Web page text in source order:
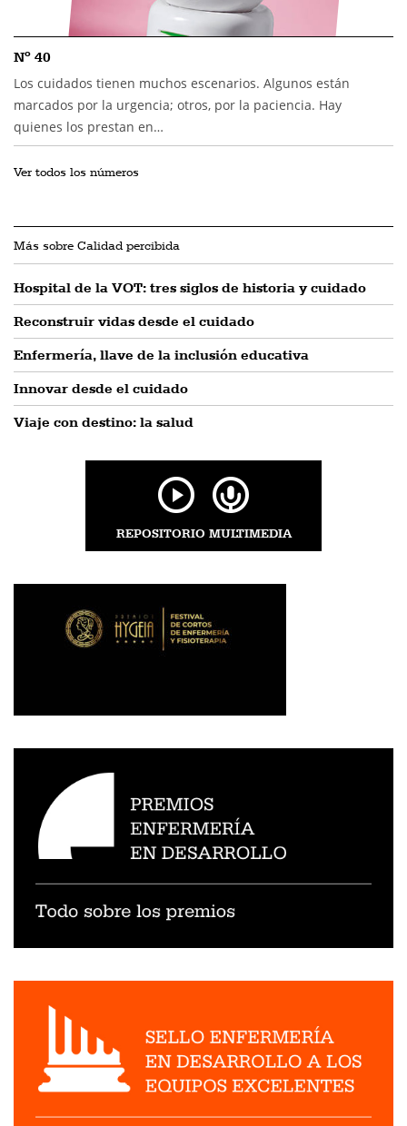
Nº 40
Los cuidados tienen muchos escenarios. Algunos están
marcados por la urgencia; otros, por la paciencia. Hay
quienes los prestan en…
Ver todos los números
Más sobre Calidad percibida
Hospital de la VOT: tres siglos de historia y cuidado
Reconstruir vidas desde el cuidado
Enfermería, llave de la inclusión educativa
Innovar desde el cuidado
Viaje con destino: la salud
REPOSITORIO MULTIMEDIA